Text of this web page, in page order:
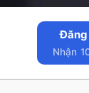
Đăng
Nhận